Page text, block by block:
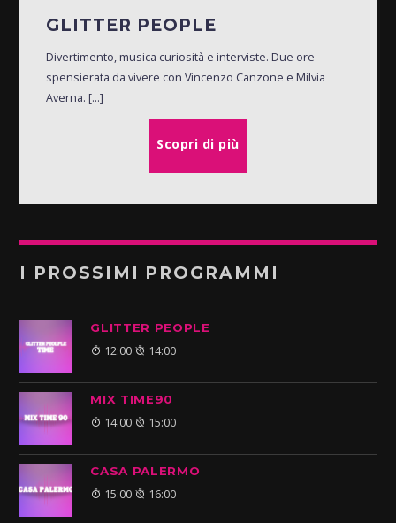
GLITTER PEOPLE
Divertimento, musica curiosità e interviste. Due ore
spensierata da vivere con Vincenzo Canzone e Milvia
Averna. [...]
Scopri di più
I PROSSIMI PROGRAMMI
GLITTER PEOPLE
12:00 14:00
MIX TIME90
14:00 15:00
CASA PALERMO
15:00 16:00